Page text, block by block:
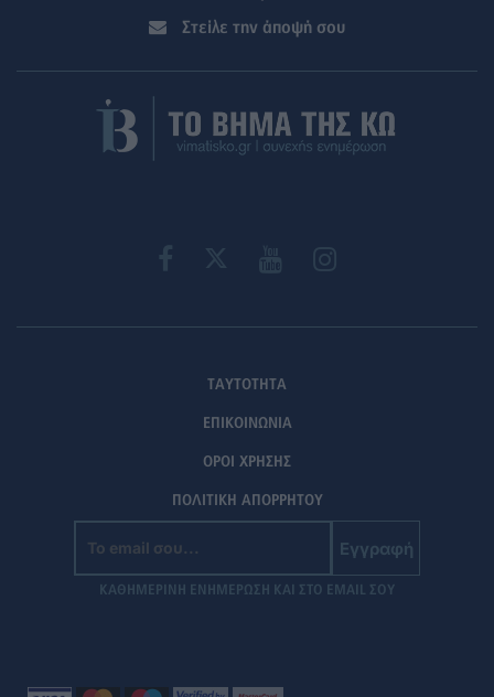
Στείλε την άποψή σου
ΤΑΥΤΟΤΗΤΑ
ΕΠΙΚΟΙΝΩΝΙΑ
ΟΡΟΙ ΧΡΗΣΗΣ
ΠΟΛΙΤΙΚΗ ΑΠΟΡΡΗΤΟΥ
Εγγραφή
ΚΑΘΗΜΕΡΙΝΗ ΕΝΗΜΕΡΩΣΗ ΚΑΙ ΣΤΟ EMAIL ΣΟΥ